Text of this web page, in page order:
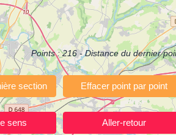
de planifier et analyser vos parcours
votre navigateur.
de fichier GPX, calcul instantané de la
GPX, KML (plat ou relief) et TCX, ainsi
et parcours, organisateurs
trajets à l’avance.
:Footing (jogging), course à pied,
Points :216 - Distance du dernier